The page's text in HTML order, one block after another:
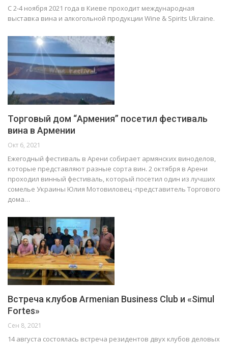
С 2-4 ноября 2021 года в Киеве проходит международная
выставка вина и алкогольной продукции Wine & Spirits Ukraine.
Торговый дом “Армения” посетил фестиваль
вина в Армении
Окт 6, 2021
Ежегодный фестиваль в Арени собирает армянских виноделов,
которые представляют разные сорта вин. 2 октября в Арени
проходил винный фестиваль, который посетил один из лучших
сомелье Украины Юлия Мотовиловец -представитель Торгового
дома…
Встреча клубов Armenian Business Club и «Simul
Fortes»
Сен 8, 2021
14 августа состоялась встреча резидентов двух клубов деловых